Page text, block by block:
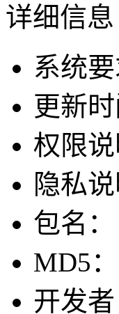
详细信息
系统
更新
权限说
隐私说
包名
MD5
开发